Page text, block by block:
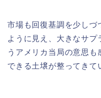
市場も回復基調を少しづ
ように見え、大きなサプ
うアメリカ当局の意思も
できる土壌が整ってきて